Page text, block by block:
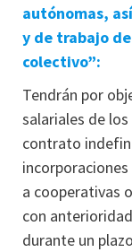
autónomas,
y de trabajo
colectivo”:
Tendrán por
salariales de
contrato
a cooperativas
con
durante un